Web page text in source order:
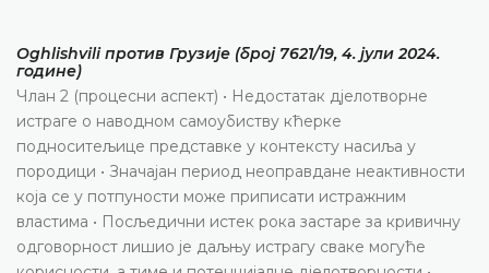
Oghlishvili против Грузије (број 7621/19, 4. јули 2024.
године)
Члан 2 (процесни аспект) • Недостатак дјелотворне
истраге о наводном самоубиству кћерке
подноситељице представке у контексту насиља у
породици • Значајан период неоправдане неактивности
која се у потпуности може приписати истражним
властима • Посљедични истек рока застаре за кривичну
одговорност лишио је даљњу истрагу сваке могуће